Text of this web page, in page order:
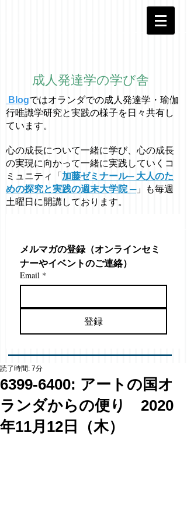
成人発達学の学び舎
Blogではオラ ンダでの成人発達学・ 瑜伽
行唯識学研究と実践の様子を日々共有し
ています。
心の成長について一緒に学び、心の成長
の実現に向かって一緒に実践していくコ
ミュニティ「 加藤ゼミナール─ 大人のた
めの探究と実践の週末大学院 ─」も毎週
土曜日に開講しております。
メルマガの登録（オンラインセミ
ナーやイベントのご連絡）
Email *
登録
6399-6400: アートの国オ
ランダからの便り 2020
年11月12日（木）
読了時間: 7分